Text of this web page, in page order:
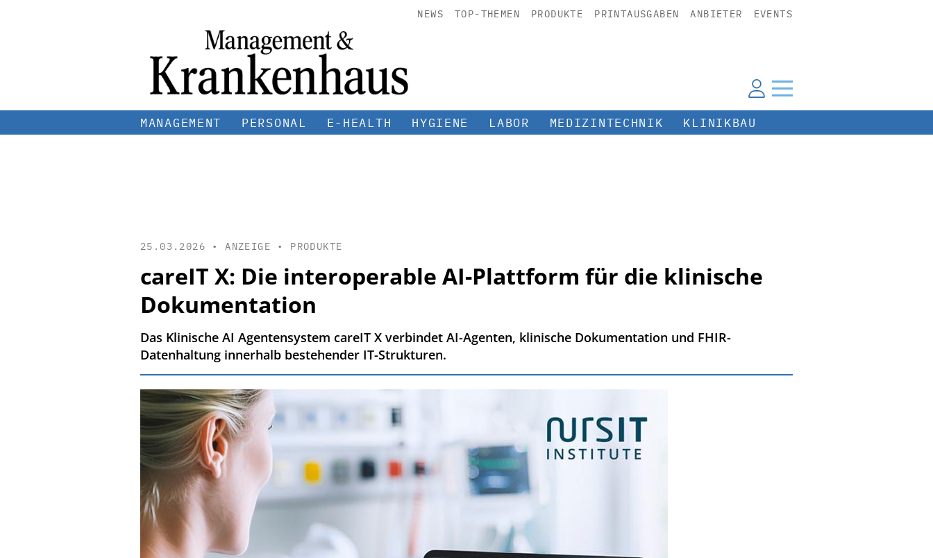
NEWS TOP-THEMEN PRODUKTE PRINTAUSGABEN ANBIETER EVENTS
MANAGEMENT PERSONAL E-HEALTH HYGIENE LABOR MEDIZINTECHNIK KLINIKBAU
25.03.2026 • ANZEIGE • PRODUKTE
careIT X: Die interoperable AI-Plattform für die klinische
Dokumentation
Das Klinische AI Agentensystem careIT X verbindet AI-Agenten, klinische Dokumentation und FHIR-
Datenhaltung innerhalb bestehender IT-Strukturen.